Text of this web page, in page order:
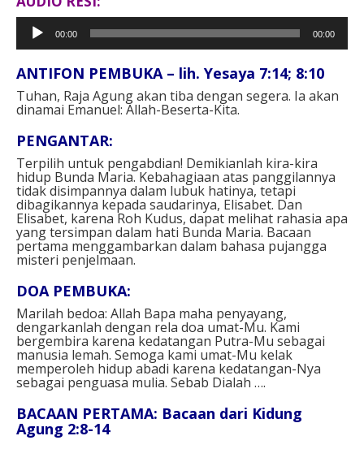
Pemutar
Audio
00:00 00:00
ANTIFON PEMBUKA – lih. Yesaya 7:14; 8:10
Tuhan, Raja Agung akan tiba dengan segera. Ia akan
dinamai Emanuel: Allah-Beserta-Kita.
PENGANTAR:
Terpilih untuk pengabdian! Demikianlah kira-kira
hidup Bunda Maria. Kebahagiaan atas panggilannya
tidak disimpannya dalam lubuk hatinya, tetapi
dibagikannya kepada saudarinya, Elisabet. Dan
Elisabet, karena Roh Kudus, dapat melihat rahasia apa
yang tersimpan dalam hati Bunda Maria. Bacaan
pertama menggambarkan dalam bahasa pujangga
misteri penjelmaan.
DOA PEMBUKA:
Marilah bedoa: Allah Bapa maha penyayang,
dengarkanlah dengan rela doa umat-Mu. Kami
bergembira karena kedatangan Putra-Mu sebagai
manusia lemah. Semoga kami umat-Mu kelak
memperoleh hidup abadi karena kedatangan-Nya
sebagai penguasa mulia. Sebab Dialah ….
BACAAN PERTAMA: Bacaan dari Kidung
Agung 2:8-14